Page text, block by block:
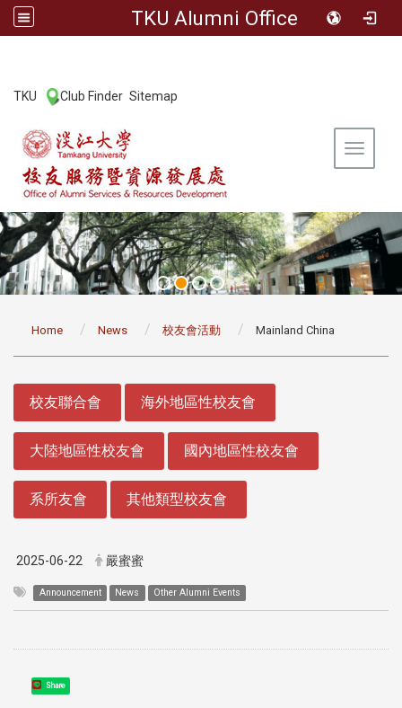
TKU Alumni Office
TKU Club Finder Sitemap
Toggle
Home News 校友會活動 Mainland China
校友聯合會 海外地區性校友會
大陸地區性校友會 國內地區性校友會
系所友會 其他類型校友會
2025-06-22 嚴蜜蜜
Announcement News Other Alumni Events
Share